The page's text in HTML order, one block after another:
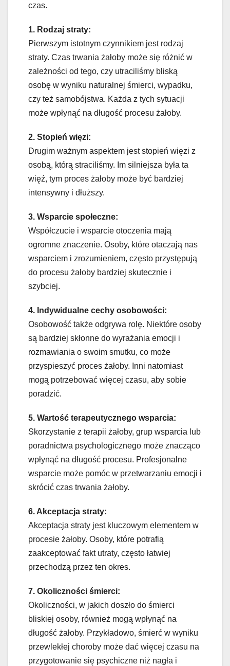
czas.
1. Rodzaj straty:
Pierwszym istotnym czynnikiem jest rodzaj
straty. Czas trwania żałoby może się różnić w
zależności od tego, czy utraciliśmy bliską
osobę w wyniku naturalnej śmierci, wypadku,
czy też samobójstwa. Każda z tych sytuacji
może wpłynąć na długość procesu żałoby.
2. Stopień więzi:
Drugim ważnym aspektem jest stopień więzi z
osobą, którą straciliśmy. Im silniejsza była ta
więź, tym proces żałoby może być bardziej
intensywny i dłuższy.
3. Wsparcie społeczne:
Współczucie i wsparcie otoczenia mają
ogromne znaczenie. Osoby, które otaczają nas
wsparciem i zrozumieniem, często przystępują
do procesu żałoby bardziej skutecznie i
szybciej.
4. Indywidualne cechy osobowości:
Osobowość także odgrywa rolę. Niektóre osoby
są bardziej skłonne do wyrażania emocji i
rozmawiania o swoim smutku, co może
przyspieszyć proces żałoby. Inni natomiast
mogą potrzebować więcej czasu, aby sobie
poradzić.
5. Wartość terapeutycznego wsparcia:
Skorzystanie z terapii żałoby, grup wsparcia lub
poradnictwa psychologicznego może znacząco
wpłynąć na długość procesu. Profesjonalne
wsparcie może pomóc w przetwarzaniu emocji i
skrócić czas trwania żałoby.
6. Akceptacja straty:
Akceptacja straty jest kluczowym elementem w
procesie żałoby. Osoby, które potrafią
zaakceptować fakt utraty, często łatwiej
przechodzą przez ten okres.
7. Okoliczności śmierci:
Okoliczności, w jakich doszło do śmierci
bliskiej osoby, również mogą wpłynąć na
długość żałoby. Przykładowo, śmierć w wyniku
przewlekłej choroby może dać więcej czasu na
przygotowanie się psychiczne niż nagła i